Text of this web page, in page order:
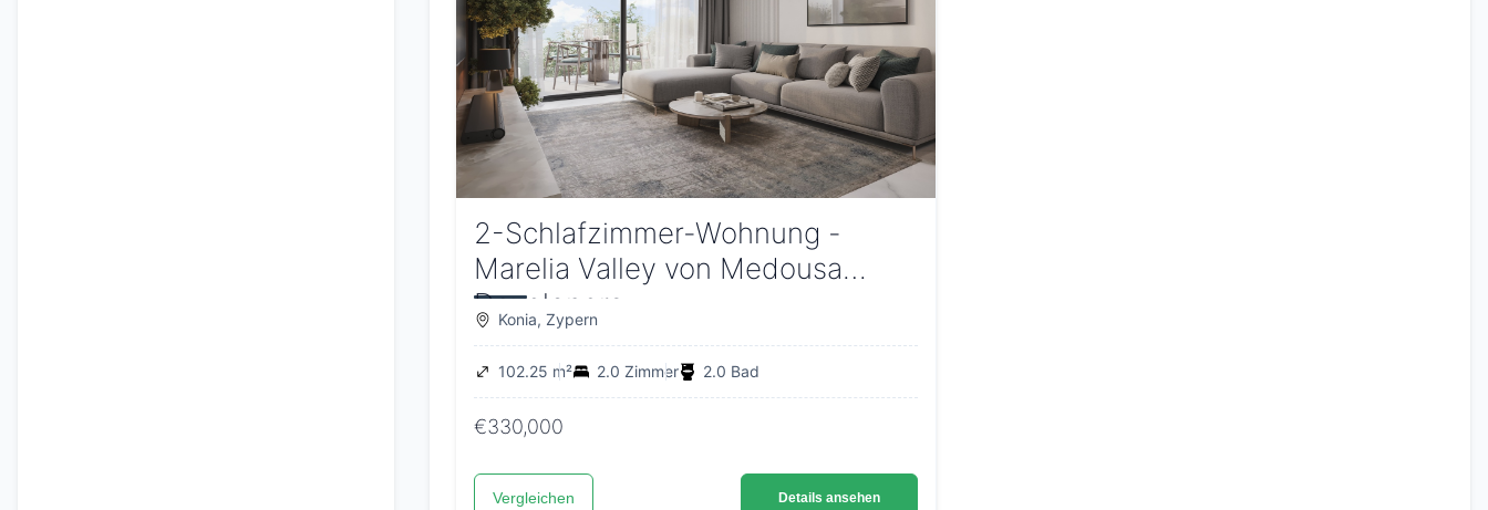
2-Schlafzimmer-Wohnung -
Marelia Valley von Medousa
Developers
Konia, Zypern
102.25 m² 2.0 Zimmer 2.0 Bad
€330,000
Vergleichen Details ansehen